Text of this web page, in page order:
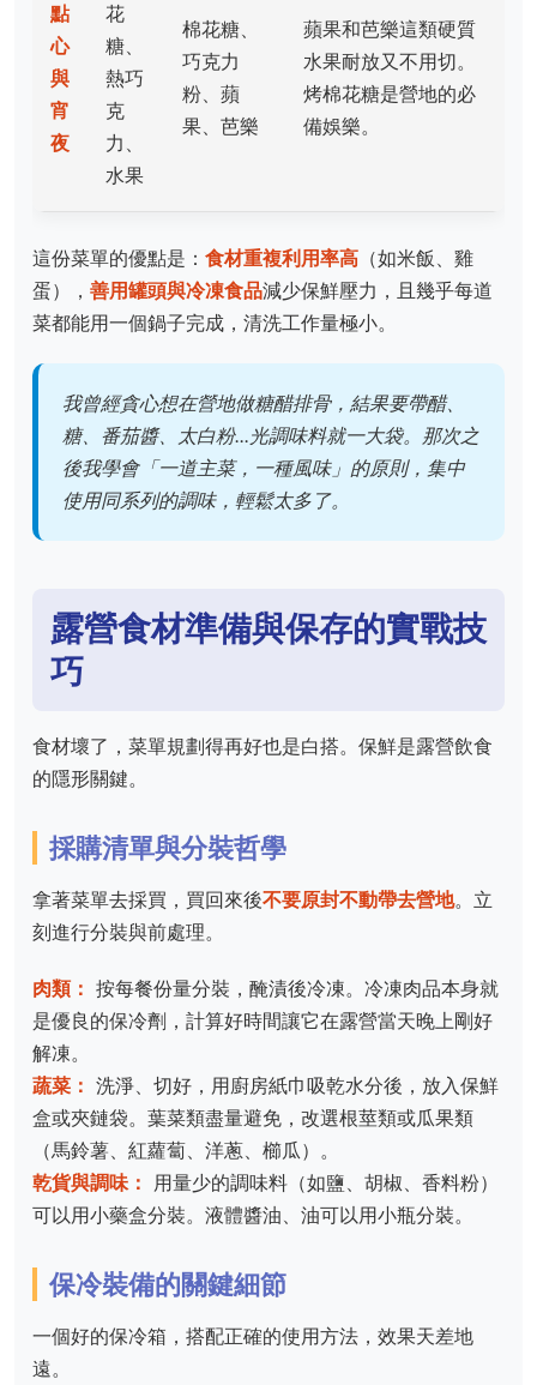
點
心
與
宵
夜
花
糖、
熱巧
克
力、
水果
棉花糖、
巧克力
粉、蘋
果、芭樂
蘋果和芭樂這類硬質
水果耐放又不用切。
烤棉花糖是營地的必
備娛樂。
這份菜單的優點是： 食材重複利用率高 （如米飯、雞
蛋）， 善用罐頭與冷凍食品減少保鮮壓力，且幾乎每道
菜都能用一個鍋子完成，清洗工作量極小。
我曾經貪心想在營地做糖醋排骨，結果要帶醋、
糖、番茄醬、太白粉...光調味料就一大袋。那次之
後我學會「一道主菜，一種風味」的原則，集中
使用同系列的調味，輕鬆太多了。
露營食材準備與保存的實戰技
巧
食材壞了，菜單規劃得再好也是白搭。保鮮是露營飲食
的隱形關鍵。
採購清單與分裝哲學
拿著菜單去採買，買回來後不要原封不動帶去營地。立
刻進行分裝與前處理。
肉類： 按每餐份量分裝，醃漬後冷凍。冷凍肉品本身就
是優良的保冷劑，計算好時間讓它在露營當天晚上剛好
解凍。
蔬菜： 洗淨、切好，用廚房紙巾吸乾水分後，放入保鮮
盒或夾鏈袋。葉菜類盡量避免，改選根莖類或瓜果類
（馬鈴薯、紅蘿蔔、洋蔥、櫛瓜）。
乾貨與調味： 用量少的調味料（如鹽、胡椒、香料粉）
可以用小藥盒分裝。液體醬油、油可以用小瓶分裝。
保冷裝備的關鍵細節
一個好的保冷箱，搭配正確的使用方法，效果天差地
遠。